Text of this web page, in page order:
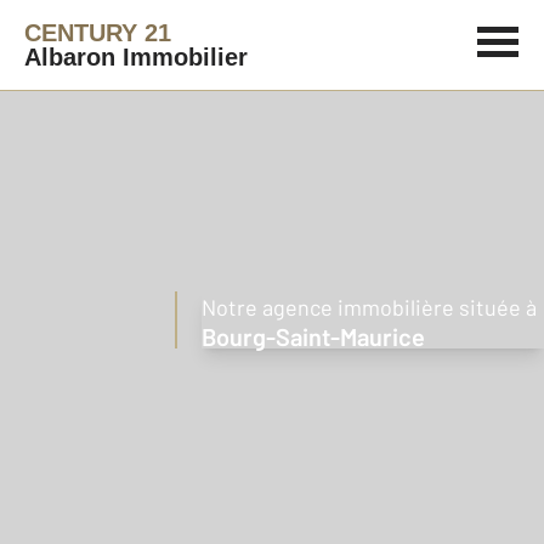
CENTURY 21
Albaron Immobilier
Notre agence immobilière située à
Bourg-Saint-Maurice